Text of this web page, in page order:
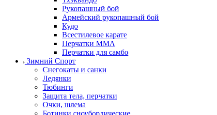
Рукопашный бой
Армейский рукопашный бой
Кудо
Всестилевое карате
Перчатки MMA
Перчатки для самбо
Зимний Спорт
Снегокаты и санки
Ледянки
Тюбинги
Защита тела, перчатки
Очки, шлема
Ботинки сноубордические